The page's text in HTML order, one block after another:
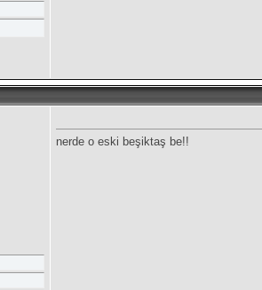
nerde o eski beşiktaş be!!